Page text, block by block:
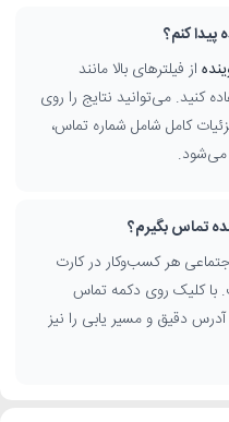
پیدا کنم؟
از فیلترهای بالا مانند
کنید. می‌توانید نتایج را روی
کامل شامل شماره تماس،
می‌شود.
تماس بگیرم؟
هر کسب‌وکار در کارت
با کلیک روی دکمه تماس
آدرس دقیق و مسیر یابی را نیز